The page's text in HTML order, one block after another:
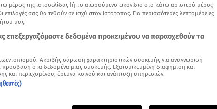
τις εκπομπές του Star
Add star.gr on Google
μέρος της ιστοσελίδας [ή το αιωρούμενο εικονίδιο στο κάτω αριστερό μέρος
επιλογές σας θα τεθούν σε ισχύ στον Ιστότοπος. Για περισσότερες λεπτομέρειες
μας.
επεξεργαζόμαστε δεδομένα προκειμένου να παρασχεθούν τα
Ακριβής σάρωση χαρακτηριστικών συσκευής για αναγνώριση
στα δεδομένα μιας συσκευής. Εξατομικευμένη διαφήμιση και
και περιεχομένου, έρευνα κοινού και ανάπτυξη υπηρεσιών.